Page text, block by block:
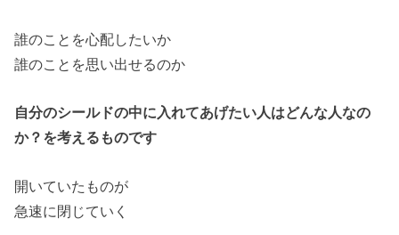
誰のことを心配したいか
誰のことを思い出せるのか
自分のシールドの中に入れてあげたい人はどんな人なの
か？を考えるものです
開いていたものが
急速に閉じていく